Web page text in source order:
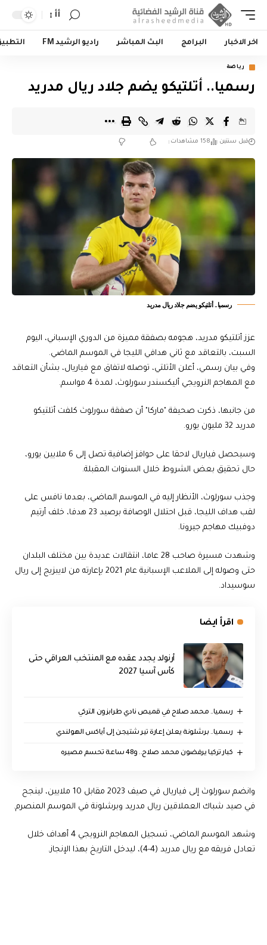
أأ
اخر الاخبار البرامج البث المباشر راديو الرشيد FM
رياضة
رسميا.. أتلتيكو يضم جلاد ريال مدريد
قبل سنتين 158 مشاهدات
رسميا.. أتلتيكو يضم جلاد ريال مدريد
عزز أتلتيكو مدريد، هجومه بصفقة مميزة من الدوري الإسباني، اليوم
السبت، بالتعاقد مع ثاني هدافي الليجا في الموسم الماضي.
وفي بيان رسمي، أعلن الأتلتي، توصله لاتفاق مع فياريال، بشأن التعاقد
مع المهاجم النرويجي أليكسندر سورلوث، لمدة 4 مواسم.
من جانبها، ذكرت صحيفة "ماركا" أن صفقة سورلوث كلفت أتلتيكو
مدريد 32 مليون يورو.
وسيحصل فياريال لاحقا على حوافز إضافية تصل إلى 6 ملايين يورو،
حال تحقيق بعض الشروط خلال السنوات المقبلة.
وجذب سورلوث، الأنظار إليه في الموسم الماضي، بعدما نافس على
لقب هداف الليجا، قبل احتلال الوصافة برصيد 23 هدفا، خلف أرتيم
دوفبيك مهاجم جيرونا.
وشهدت مسيرة صاحب 28 عاما، انتقالات عديدة بين مختلف البلدان
حتى وصوله إلى الملاعب الإسبانية عام 2021 بإعارته من لايبزيج إلى ريال
سوسيداد.
اقرأ ايضا
أرنولد يجدد عقده مع المنتخب العراقي حتى
كأس آسيا 2027
رسميا.. محمد صلاح في قميص نادي طرابزون التركي
رسميا.. برشلونة يعلن إعارة تير شتيجن إلى أياكس الهولندي
كبار تركيا يرفضون محمد صلاح.. و48 ساعة تحسم مصيره
وانضم سورلوث إلى فياريال في صيف 2023 مقابل 10 ملايين، لينجح
في صيد شباك العملاقين ريال مدريد وبرشلونة في الموسم المنصرم.
وشهد الموسم الماضي، تسجيل المهاجم النرويجي 4 أهداف خلال
تعادل فريقه مع ريال مدريد (4-4)، ليدخل التاريخ بهذا الإنجاز.